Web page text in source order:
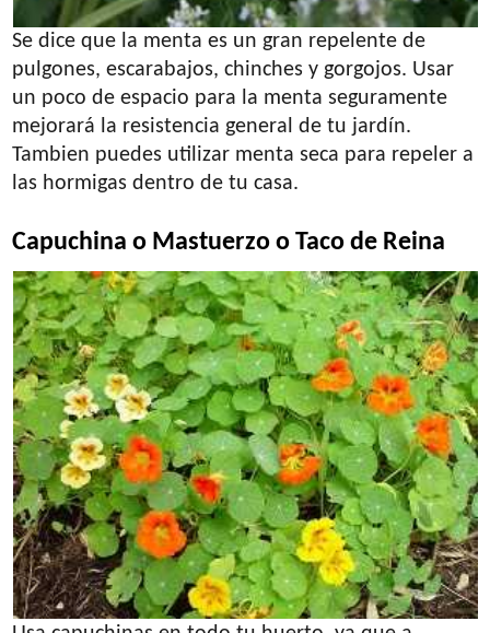
Se dice que la menta es un gran repelente de
pulgones, escarabajos, chinches y gorgojos. Usar
un poco de espacio para la menta seguramente
mejorará la resistencia general de tu jardín.
Tambien puedes utilizar menta seca para repeler a
las hormigas dentro de tu casa.
Capuchina o Mastuerzo o Taco de Reina